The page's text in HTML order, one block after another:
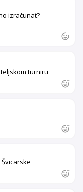
izračunat?
turniru